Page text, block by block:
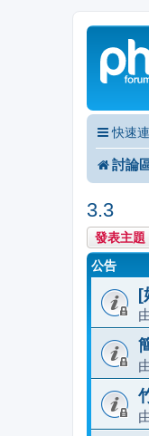
快速
討論
3.3
發表主題
公告
[